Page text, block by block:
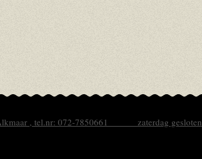
Alkmaar , tel.nr: 072-7850661 zaterdag gesloten